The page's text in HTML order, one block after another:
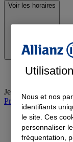
Voir les horaires
Jeudi
Prendre rendez-vous
Nous et nos
identifiants
le site. Ces
personnaliser
fréquentation,